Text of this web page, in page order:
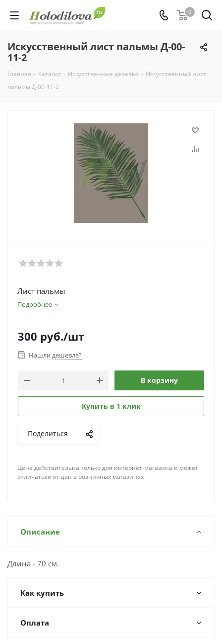
0
Искусственный лист пальмы Д-00-
11-2
Главная - Каталог - Искусственные деревья - Искусственный лист
пальмы Д-00-11-2
Лист пальмы
Подробнее
300 руб./шт
Нашли дешевле?
В корзину
Купить в 1 клик
Поделиться
Цена действительна только для интернет-магазина и может
отличаться от цен в розничных магазинах
Описание
Длина - 70 см.
Как купить
Оплата